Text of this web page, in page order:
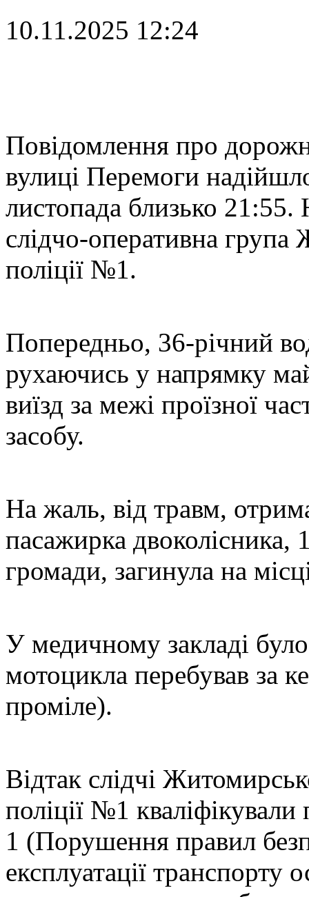
10.11.2025 12:24
Повідомлення про
вулиці Перемоги
листопада близько 21:55.
слідчо-оперативна
поліції №1.
Попередньо, 36-річний
рухаючись у напрямку
виїзд за межі проїзної
засобу.
На жаль, від травм,
пасажирка двоколісника,
громади, загинула на
У медичному закладі
мотоцикла перебував за
проміле).
Відтак слідчі
поліції №1
1 (Порушення правил
експлуатації транспорту